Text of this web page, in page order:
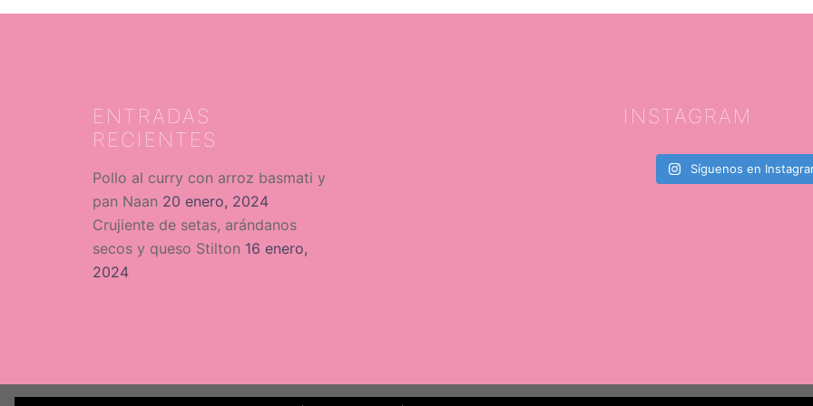
ENTRADAS
RECIENTES
Pollo al curry con arroz basmati y
pan Naan 20 enero, 2024
Crujiente de setas, arándanos
secos y queso Stilton 16 enero,
2024
INSTAGRAM
Síguenos en